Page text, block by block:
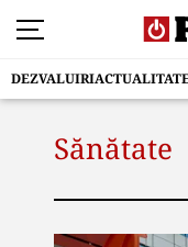
DEZVALUIRI
Sănătate